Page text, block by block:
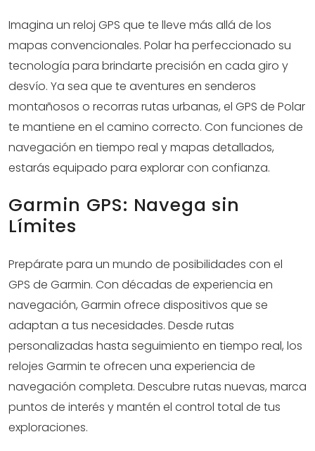
Imagina un reloj GPS que te lleve más allá de los
mapas convencionales. Polar ha perfeccionado su
tecnología para brindarte precisión en cada giro y
desvío. Ya sea que te aventures en senderos
montañosos o recorras rutas urbanas, el GPS de Polar
te mantiene en el camino correcto. Con funciones de
navegación en tiempo real y mapas detallados,
estarás equipado para explorar con confianza.
Garmin GPS: Navega sin
Límites
Prepárate para un mundo de posibilidades con el
GPS de Garmin. Con décadas de experiencia en
navegación, Garmin ofrece dispositivos que se
adaptan a tus necesidades. Desde rutas
personalizadas hasta seguimiento en tiempo real, los
relojes Garmin te ofrecen una experiencia de
navegación completa. Descubre rutas nuevas, marca
puntos de interés y mantén el control total de tus
exploraciones.